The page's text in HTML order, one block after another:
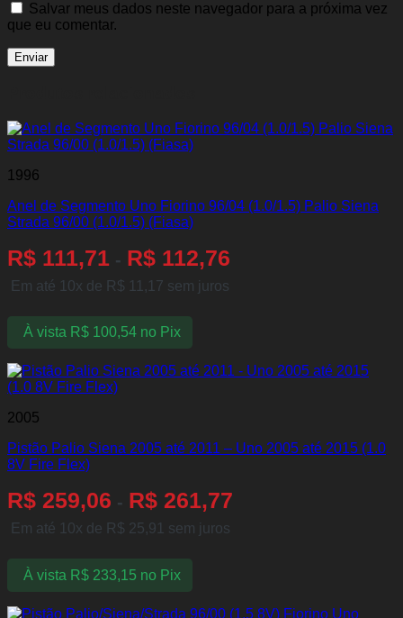
Salvar meus dados neste navegador para a próxima vez
que eu comentar.
1996
Anel de Segmento Uno Fiorino 96/04 (1.0/1.5) Palio Siena
Strada 96/00 (1.0/1.5) (Fiasa)
R$ 111,71 - R$ 112,76
Em até 10x de R$ 11,17 sem juros
À vista R$100,54 no Pix
2005
Pistão Palio Siena 2005 até 2011 – Uno 2005 até 2015 (1.0
8V Fire Flex)
R$ 259,06 - R$ 261,77
Em até 10x de R$ 25,91 sem juros
À vista R$233,15 no Pix